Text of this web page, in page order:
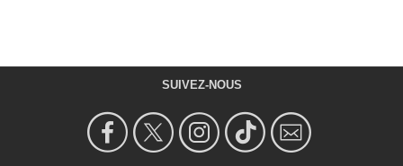
SUIVEZ-NOUS